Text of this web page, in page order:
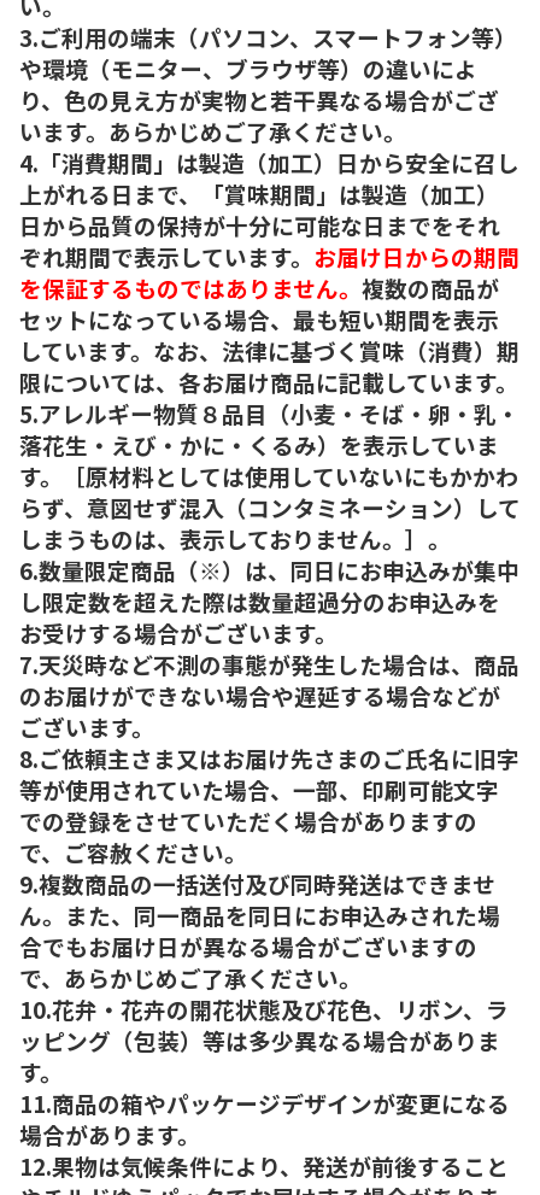
3.ご利用の端末（パソコン、スマートフォン等）
や環境（モニター、ブラウザ等）の違いによ
り、色の見え方が実物と若干異なる場合がござ
います。あらかじめご了承ください。
4.「消費期間」は製造（加工）日から安全に召し
上がれる日まで、「賞味期間」は製造（加工）
日から品質の保持が十分に可能な日までをそれ
ぞれ期間で表示しています。 お届け日からの期間
を保証するものではありません。 複数の商品が
セットになっている場合、最も短い期間を表示
しています。なお、法律に基づく賞味（消費）期
限については、各お届け商品に記載しています。
5.アレルギー物質８品目（小麦・そば・卵・乳・
落花生・えび・かに・くるみ）を表示していま
す。［原材料としては使用していないにもかかわ
らず、意図せず混入（コンタミネーション）して
しまうものは、表示しておりません。］。
6.数量限定商品（※）は、同日にお申込みが集中
し限定数を超えた際は数量超過分のお申込みを
お受けする場合がございます。
7.天災時など不測の事態が発生した場合は、商品
のお届けができない場合や遅延する場合などが
ございます。
8.ご依頼主さま又はお届け先さまのご氏名に旧字
等が使用されていた場合、一部、印刷可能文字
での登録をさせていただく場合がありますの
で、ご容赦ください。
9.複数商品の一括送付及び同時発送はできませ
ん。また、同一商品を同日にお申込みされた場
合でもお届け日が異なる場合がございますの
で、あらかじめご了承ください。
10.花弁・花卉の開花状態及び花色、リボン、ラ
ッピング（包装）等は多少異なる場合がありま
す。
11.商品の箱やパッケージデザインが変更になる
場合があります。
12.果物は気候条件により、発送が前後すること